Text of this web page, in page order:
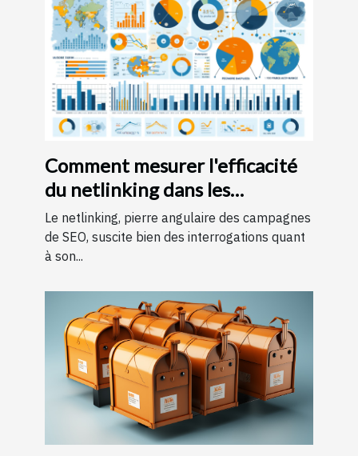
Comment mesurer l'efficacité
du netlinking dans les
campagnes de SEO
Le netlinking, pierre angulaire des campagnes
de SEO, suscite bien des interrogations quant
à son...